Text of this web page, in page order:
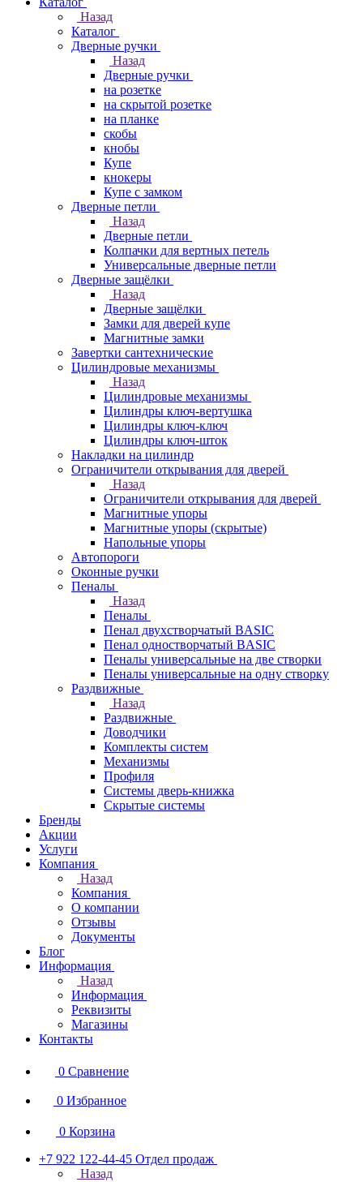
Назад
Каталог
Дверные ручки
Назад
Дверные ручки
на розетке
на скрытой розетке
на планке
скобы
кнобы
Купе
кнокеры
Купе с замком
Дверные петли
Назад
Дверные петли
Колпачки для вертных петель
Универсальные дверные петли
Дверные защёлки
Назад
Дверные защёлки
Замки для дверей купе
Магнитные замки
Завертки сантехнические
Цилиндровые механизмы
Назад
Цилиндровые механизмы
Цилиндры ключ-вертушка
Цилиндры ключ-ключ
Цилиндры ключ-шток
Накладки на цилиндр
Ограничители открывания для дверей
Назад
Ограничители открывания для дверей
Магнитные упоры
Магнитные упоры (скрытые)
Напольные упоры
Автопороги
Оконные ручки
Пеналы
Назад
Пеналы
Пенал двухстворчатый BASIC
Пенал одностворчатый BASIC
Пеналы универсальные на две створки
Пеналы универсальные на одну створку
Раздвижные
Назад
Раздвижные
Доводчики
Комплекты систем
Механизмы
Профиля
Системы дверь-книжка
Скрытые системы
Бренды
Акции
Услуги
Компания
Назад
Компания
О компании
Отзывы
Документы
Блог
Информация
Назад
Информация
Реквизиты
Магазины
Контакты
0 Сравнение
0 Избранное
0 Корзина
+7 922 122-44-45 Отдел продаж
Назад